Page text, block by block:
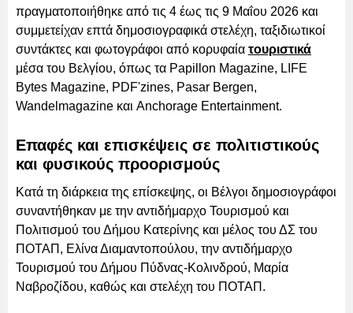
πραγματοποιήθηκε από τις 4 έως τις 9 Μαΐου 2026 και
συμμετείχαν επτά δημοσιογραφικά στελέχη, ταξιδιωτικοί
συντάκτες και φωτογράφοι από κορυφαία τουριστικά
μέσα του Βελγίου, όπως τα Papillon Magazine, LIFE
Bytes Magazine, PDF'zines, Pasar Bergen,
Wandelmagazine και Anchorage Entertainment.
Επαφές και επισκέψεις σε πολιτιστικούς
και φυσικούς προορισμούς
Κατά τη διάρκεια της επίσκεψης, οι Βέλγοι δημοσιογράφοι
συναντήθηκαν με την αντιδήμαρχο Τουρισμού και
Πολιτισμού του Δήμου Κατερίνης και μέλος του ΔΣ του
ΠΟΤΑΠ, Ελίνα Διαμαντοπούλου, την αντιδήμαρχο
Τουρισμού του Δήμου Πύδνας-Κολινδρού, Μαρία
Ναβροζίδου, καθώς και στελέχη του ΠΟΤΑΠ.